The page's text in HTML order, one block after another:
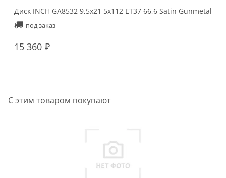
Диск INCH GA8532 9,5x21 5x112 ET37 66,6 Satin Gunmetal
под заказ
15 360
С этим товаром покупают